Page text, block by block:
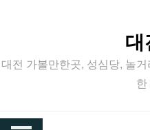
대
대전 가볼만한곳, 성심당, 놀
한